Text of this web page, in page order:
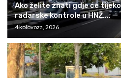
Ako želite znati gdje će
radarske kontrole u HNŽ,...
4 kolovoza, 2026